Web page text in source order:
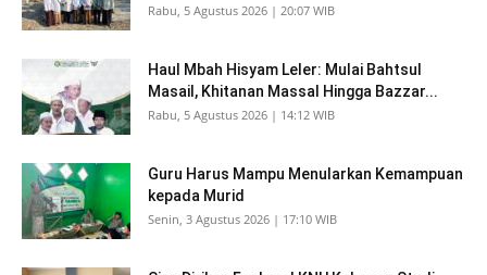
Rabu, 5 Agustus 2026 | 20:07 WIB
Haul Mbah Hisyam Leler: Mulai Bahtsul
Masail, Khitanan Massal Hingga Bazzar...
Rabu, 5 Agustus 2026 | 14:12 WIB
Guru Harus Mampu Menularkan Kemampuan
kepada Murid
Senin, 3 Agustus 2026 | 17:10 WIB